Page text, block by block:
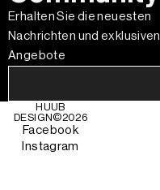
Erhalten Sie die neuesten
Nachrichten und exklusiven
Angebote
HUUB
DESIGN©2026
Facebook
Instagram